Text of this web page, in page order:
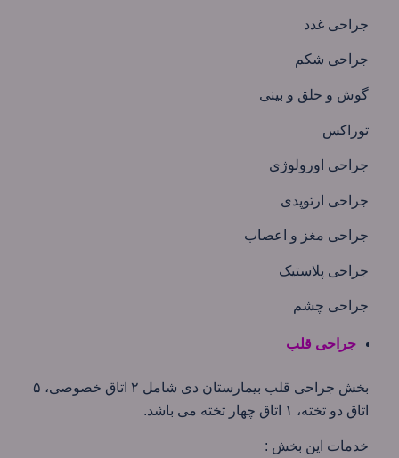
جراحی غدد
جراحی شکم
گوش و حلق و بینی
توراکس
جراحی اورولوژی
جراحی ارتوپدی
جراحی مغز و اعصاب
جراحی پلاستیک
جراحی چشم
جراحی قلب
بخش جراحی قلب بیمارستان دی شامل ۲ اتاق خصوصی، ۵
اتاق دو تخته، ۱ اتاق چهار تخته می باشد.
خدمات این بخش :